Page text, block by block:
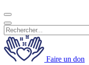
Faire un don